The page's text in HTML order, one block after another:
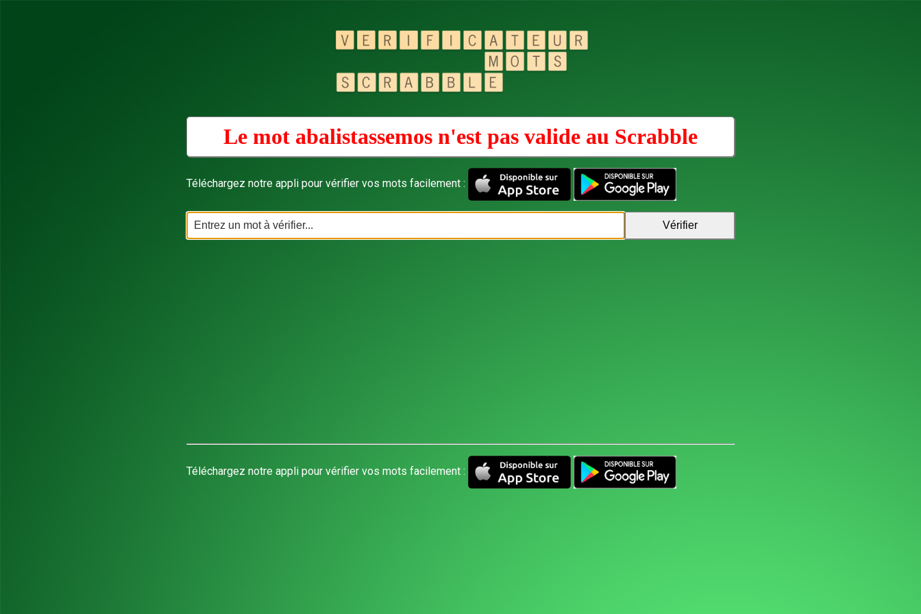
Le mot abalistassemos n'est pas valide au Scrabble
Téléchargez notre appli pour vérifier vos mots facilement :
Téléchargez notre appli pour vérifier vos mots facilement :